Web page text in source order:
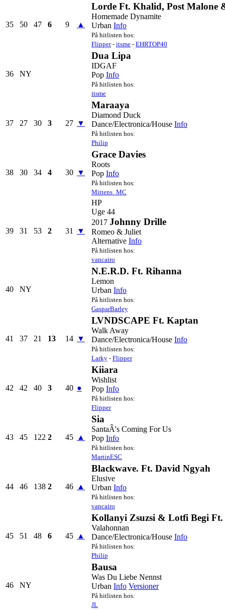
35 50 47 6 9 ▲
Lorde Ft. Khalid, Post Malone
Homemade Dynamite
Urban Info
På hitlisten hos:
Flipper- itsme - EHRTOP40
36 NY
Dua Lipa
IDGAF
Pop Info
På hitlisten hos:
itsme
37 27 30 3 27 ▼
Maraaya
Diamond Duck
Dance/Electronica/House Info
På hitlisten hos:
Philip
38 30 34 4 30 ▼
Grace Davies
Roots
Pop Info
På hitlisten hos:
Mittens_MC
39 31 53 2 31 ▼
HP
Uge 44
2017 Johnny Drille
Romeo & Juliet
Alternative Info
På hitlisten hos:
vancairo
40 NY
N.E.R.D. Ft. Rihanna
Lemon
Urban Info
På hitlisten hos:
GasparBarley
41 37 21 13 14 ▼
LVNDSCAPE Ft. Kaptan
Walk Away
Dance/Electronica/House Info
På hitlisten hos:
Larky - Flipper
42 42 40 3 40 ●
Kiiara
Wishlist
Pop Info
På hitlisten hos:
Flipper
43 45 122 2 45 ▲
Sia
SantaÂ's Coming For Us
Pop Info
På hitlisten hos:
MartinESC
44 46 138 2 46 ▲
Blackwave. Ft. David Ngyah
Elusive
Urban Info
På hitlisten hos:
vancairo
45 51 48 6 45 ▲
Kollanyi Zsuzsi & Lotfi Begi
Valahonnan
Dance/Electronica/House Info
På hitlisten hos:
Philip
46 NY
Bausa
Was Du Liebe Nennst
Urban Info Versioner
På hitlisten hos:
JL